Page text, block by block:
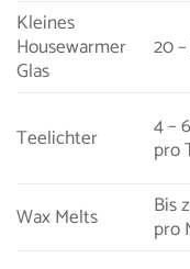
Kleines
Housewarmer
Glas
20
Teelichter 4 –
pro
Wax Melts
Bis
pro